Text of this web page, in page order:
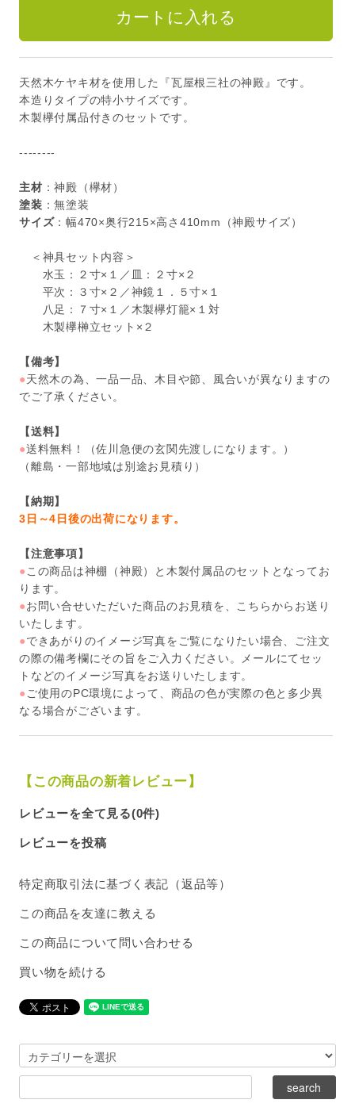
天然木ケヤキ材を使用した『瓦屋根三社の神殿』です。
本造りタイプの特小サイズです。
木製欅付属品付きのセットです。
--------
主材：神殿（欅材）
塗装 ：無塗装
サイズ：幅470×奥行215×高さ410mm（神殿サイズ）
＜神具セット内容＞
水玉：２寸×１／皿：２寸×２
平次：３寸×２／神鏡１．５寸×１
八足：７寸×１／木製欅灯籠×１対
木製欅榊立セット×２
【備考】
●天然木の為、一品一品、木目や節、風合いが異なりますの
でご了承ください。
【送料】
●送料無料！（佐川急便の玄関先渡しになります。）
（離島・一部地域は別途お見積り）
【納期】
3日～4日後の出荷になります。
【注意事項】
● この商品は神棚（神殿）と木製付属品のセットとなってお
ります。
●お問い合せいただいた商品のお見積を、こちらからお送り
いたします。
●できあがりのイメージ写真をご覧になりたい場合、ご注文
の際の備考欄にその旨をご入力ください。メールにてセッ
トなどのイメージ写真をお送りいたします。
● ご使用のPC環境によって、商品の色が実際の色と多少異
なる場合がございます。
【この商品の新着レビュー】
レビューを全て見る(0件)
レビューを投稿
特定商取引法に基づく表記（返品等）
この商品を友達に教える
この商品について問い合わせる
買い物を続ける